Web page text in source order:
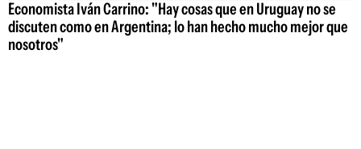
Economista Iván Carrino: "Hay cosas que en Uruguay no se
discuten como en Argentina; lo han hecho mucho mejor que
nosotros"